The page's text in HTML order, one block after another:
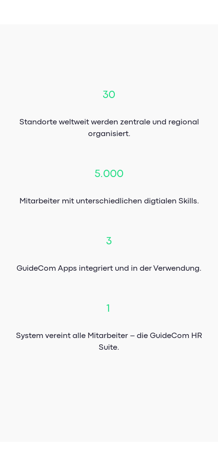
30
Standorte weltweit werden zentrale und regional
organisiert.
5.000
Mitarbeiter mit unterschiedlichen digtialen Skills.
3
GuideCom Apps integriert und in der Verwendung.
1
System vereint alle Mitarbeiter – die GuideCom HR
Suite.